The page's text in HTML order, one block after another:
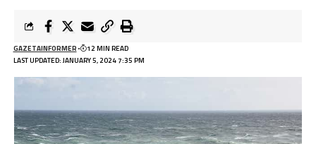
LAST UPDATED: JANUARY 5, 2024 7:35 PM
GAZETAINFORMER 12 MIN READ